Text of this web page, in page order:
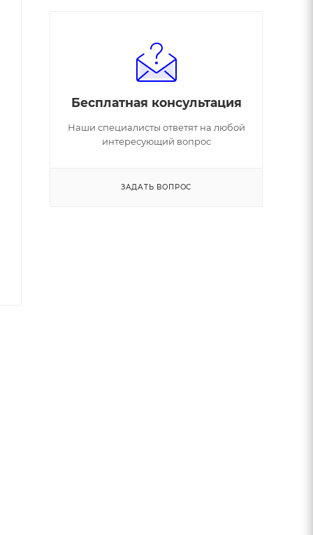
Бесплатная консультация
Наши специалисты ответят на любой
интересующий вопрос
ЗАДАТЬ ВОПРОС